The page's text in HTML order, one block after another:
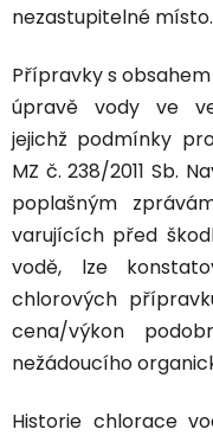
nezastupitelné místo.
Přípravky s
úpravě vody ve
jejichž podmínky
MZ č. 238/2011 Sb.
poplašným
varujících před
vodě, lze
chlorových
cena/výkon
nežádoucího
Historie chlorace